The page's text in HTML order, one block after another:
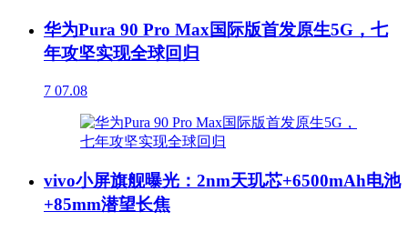
华为Pura 90 Pro Max国际版首发原生5G，七
年攻坚实现全球回归
7 07.08
vivo小屏旗舰曝光：2nm天玑芯+6500mAh电池
+85mm潜望长焦